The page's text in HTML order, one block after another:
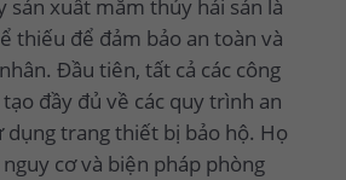
sản xuất mắm thủy hải sản là
thiếu để đảm bảo an toàn và
Đầu tiên, tất cả các công
đầy đủ về các quy trình an
dụng trang thiết bị bảo hộ. Họ
cơ và biện pháp phòng